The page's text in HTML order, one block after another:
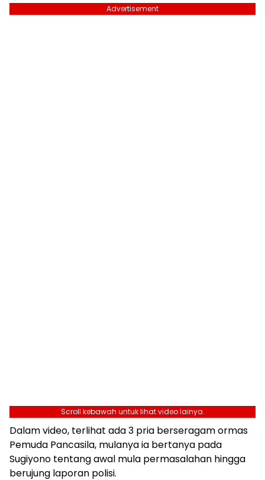
Advertisement
Scroll kebawah untuk lihat video lainya.
Dalam video, terlihat ada 3 pria berseragam ormas
Pemuda Pancasila, mulanya ia bertanya pada
Sugiyono tentang awal mula permasalahan hingga
berujung laporan polisi.